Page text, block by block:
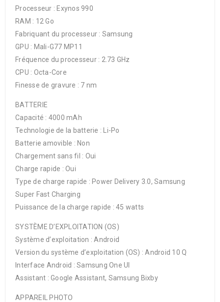
Processeur : Exynos 990
RAM : 12 Go
Fabriquant du processeur : Samsung
GPU : Mali-G77 MP11
Fréquence du processeur : 2.73 GHz
CPU : Octa-Core
Finesse de gravure : 7 nm
BATTERIE
Capacité : 4000 mAh
Technologie de la batterie : Li-Po
Batterie amovible : Non
Chargement sans fil : Oui
Charge rapide : Oui
Type de charge rapide : Power Delivery 3.0, Samsung
Super Fast Charging
Puissance de la charge rapide : 45 watts
SYSTÈME D’EXPLOITATION (OS)
Système d’exploitation : Android
Version du système d’exploitation (OS) : Android 10 Q
Interface Android : Samsung One UI
Assistant : Google Assistant, Samsung Bixby
APPAREIL PHOTO